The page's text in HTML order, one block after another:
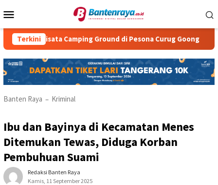
ke
Mobile
Terkini
Camping Ground di Pesona Curug Goong Natasha
Banten Raya – Kriminal
Ibu dan Bayinya di Kecamatan Menes
Ditemukan Tewas, Diduga Korban
Pembuhuan Suami
Redaksi Banten Raya
Kamis, 11 September 2025